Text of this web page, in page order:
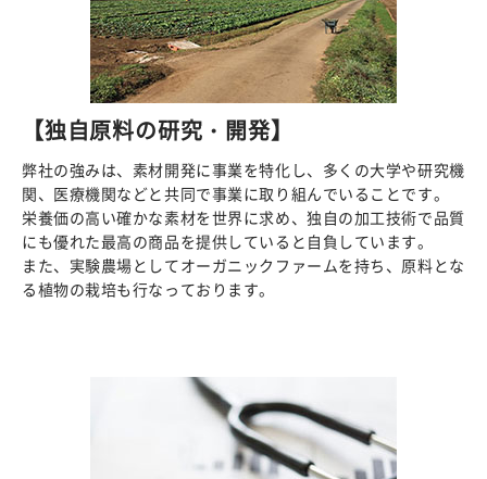
【独自原料の研究・開発】
弊社の強みは、素材開発に事業を特化し、多くの大学や研究機
関、医療機関などと共同で事業に取り組んでいることです。
栄養価の高い確かな素材を世界に求め、独自の加工技術で品質
にも優れた最高の商品を提供していると自負しています。
また、実験農場としてオーガニックファームを持ち、原料とな
る植物の栽培も行なっております。